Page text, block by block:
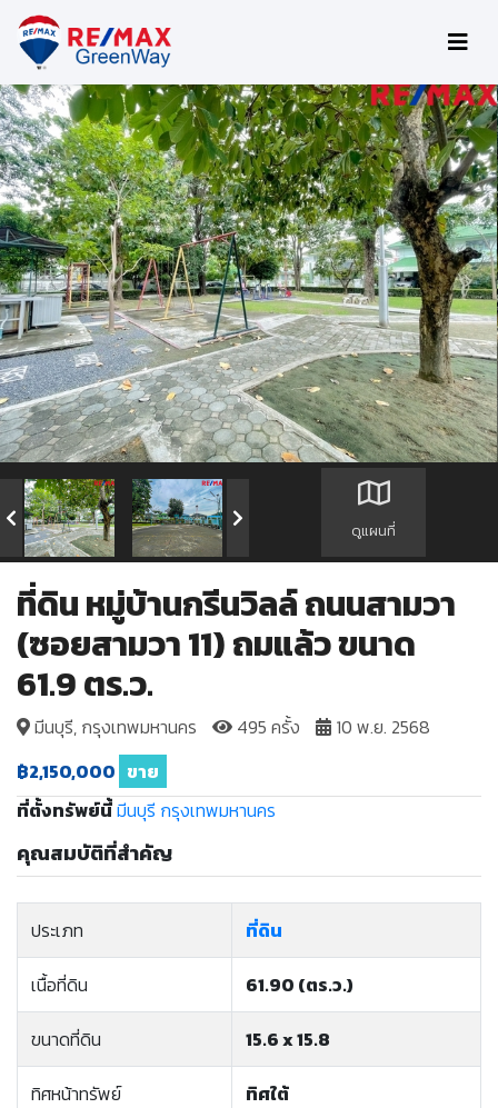
ดูแผนที่
ที่ดิน หมู่บ้านกรีนวิลล์ ถนนสามวา
(ซอยสามวา 11) ถมแล้ว ขนาด
61.9 ตร.ว.
มีนบุรี, กรุงเทพมหานคร 495 ครั้ง
10 พ.ย. 2568
฿2,150,000 ขาย
ที่ตั้งทรัพย์นี้มีนบุรี กรุงเทพมหานคร
คุณสมบัติที่สำคัญ
ประเภท ที่ดิน
เนื้อที่ดิน 61.90 (ตร.ว.)
ขนาดที่ดิน 15.6 x 15.8
ทิศหน้าทรัพย์ ทิศใต้